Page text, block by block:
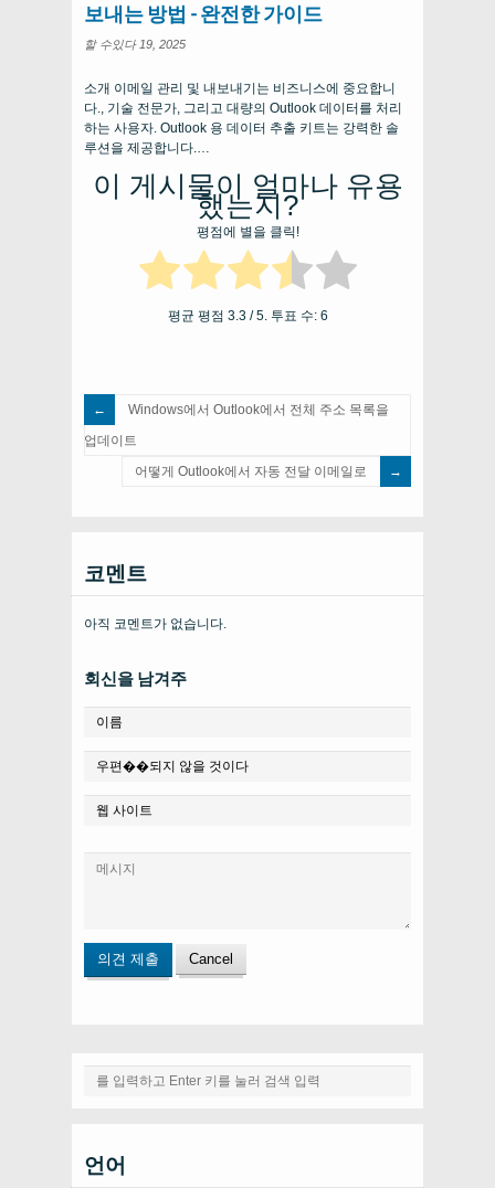
보내는 방법 - 완전한 가이드
할 수있다 19, 2025
소개 이메일 관리 및 내보내기는 비즈니스에 중요합니
다., 기술 전문가, 그리고 대량의 Outlook 데이터를 처리
하는 사용자. Outlook 용 데이터 추출 키트는 강력한 솔
루션을 제공합니다.…
이 게시물이 얼마나 유용
했는지?
평점에 별을 클릭!
평균 평점 3.3 / 5. 투표 수: 6
Windows에서 Outlook에서 전체 주소 목록을
업데이트
어떻게 Outlook에서 자동 전달 이메일로
코멘트
아직 코멘트가 없습니다.
회신을 남겨주
언어